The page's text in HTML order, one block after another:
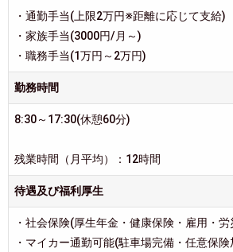
・通勤手当(上限2万円※距離に応じて支給)
・家族手当(3000円/月～)
・職務手当(1万円～2万円)
勤務時間
8:30～17:30(休憩60分)
残業時間（月平均）：12時間
待遇及び福利厚生
・社会保険(厚生年金・健康保険・雇用・労
・マイカー通勤可能(駐車場完備・任意保